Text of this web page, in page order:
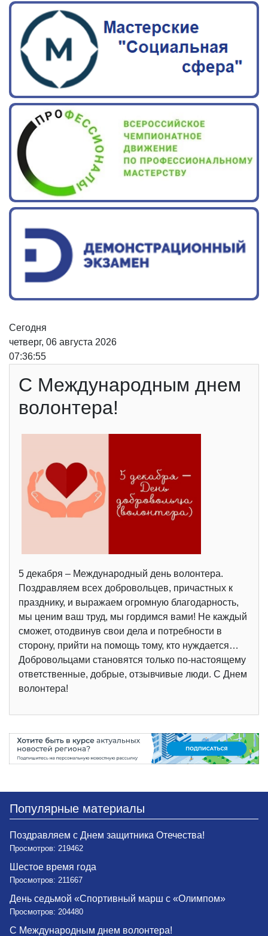
Сегодня
четверг, 06 августа 2026
07:36:55
С Международным днем
волонтера!
5 декабря – Международный день волонтера.
Поздравляем всех добровольцев, причастных к
празднику, и выражаем огромную благодарность,
мы ценим ваш труд, мы гордимся вами! Не каждый
сможет, отодвинув свои дела и потребности в
сторону, прийти на помощь тому, кто нуждается…
Добровольцами становятся только по-настоящему
ответственные, добрые, отзывчивые люди. С Днем
волонтера!
Популярные материалы
Поздравляем с Днем защитника Отечества!
Просмотров: 219462
Шестое время года
Просмотров: 211667
День седьмой «Спортивный марш с «Олимпом»
Просмотров: 204480
С Международным днем волонтера!